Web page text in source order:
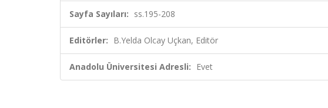
Sayfa Sayıları: ss.195-208
Editörler: B.Yelda Olcay Uçkan, Editör
Anadolu Üniversitesi Adresli: Evet